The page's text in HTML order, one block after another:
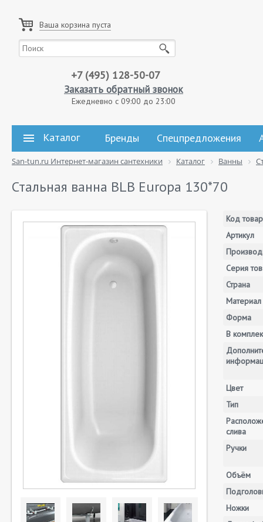
Ваша корзина пуста
+7 (495) 128-50-07
Заказать обратный звонок
Ежедневно с 09:00 до 23:00
Каталог Бренды Спецпредложения
San-tun.ru Интернет-магазин сантехники Каталог Ванны
Стальная ванна BLB Europa 130*70
Код
Артикул
Серия
Страна
Материал
Форма
В
Цвет
Тип
слива
Ручки
Объём
Ножки